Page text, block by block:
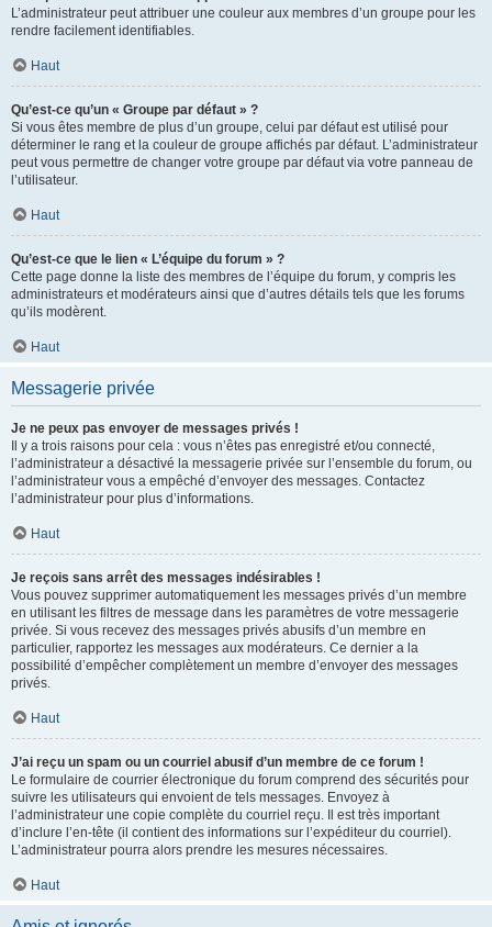
L’administrateur peut attribuer une couleur aux membres d’un groupe pour les
rendre facilement identifiables.
Haut
Qu’est-ce qu’un « Groupe par défaut » ?
Si vous êtes membre de plus d’un groupe, celui par défaut est utilisé pour
déterminer le rang et la couleur de groupe affichés par défaut. L’administrateur
peut vous permettre de changer votre groupe par défaut via votre panneau de
l’utilisateur.
Haut
Qu’est-ce que le lien « L’équipe du forum » ?
Cette page donne la liste des membres de l’équipe du forum, y compris les
administrateurs et modérateurs ainsi que d’autres détails tels que les forums
qu’ils modèrent.
Haut
Messagerie privée
Je ne peux pas envoyer de messages privés !
Il y a trois raisons pour cela : vous n’êtes pas enregistré et/ou connecté,
l’administrateur a désactivé la messagerie privée sur l’ensemble du forum, ou
l’administrateur vous a empêché d’envoyer des messages. Contactez
l’administrateur pour plus d’informations.
Haut
Je reçois sans arrêt des messages indésirables !
Vous pouvez supprimer automatiquement les messages privés d’un membre
en utilisant les filtres de message dans les paramètres de votre messagerie
privée. Si vous recevez des messages privés abusifs d’un membre en
particulier, rapportez les messages aux modérateurs. Ce dernier a la
possibilité d’empêcher complètement un membre d’envoyer des messages
privés.
Haut
J’ai reçu un spam ou un courriel abusif d’un membre de ce forum !
Le formulaire de courrier électronique du forum comprend des sécurités pour
suivre les utilisateurs qui envoient de tels messages. Envoyez à
l’administrateur une copie complète du courriel reçu. Il est très important
d’inclure l’en-tête (il contient des informations sur l’expéditeur du courriel).
L’administrateur pourra alors prendre les mesures nécessaires.
Haut